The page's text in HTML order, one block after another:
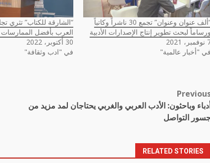
“ألف عنوان وعنوان” تجمع 30 ناشراً وكاتباً
ورساماً لبحث تطوير إنتاج الإصدارات الأدبية
2021
في "أخبار عالمية"
“الشارقة للكتاب” تثري
العرب بأفضل الممارسات
30 أكتوبر، 2022
في "ادب وثقافة"
وباحثون: الأدب العربي والغربي يحتاجان لمد مزيد من
التواصل
RELATED STORIES